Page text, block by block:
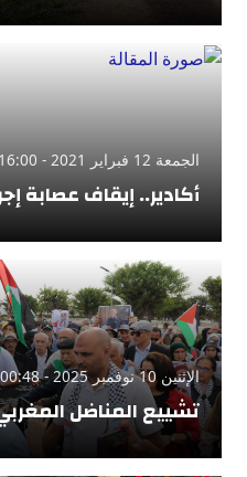
الجمعة 12 فبراير 2021 - 16:00
أكادير.. إيقاف عصابة
الإثنين 10 نوفمبر 2025 - 00:48
تشييع المناضل